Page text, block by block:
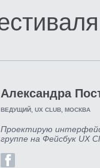
Александра
ВЕДУЩИЙ, UX CLUB, МОСКВА
Проектирую
группе на Фейсбук UX